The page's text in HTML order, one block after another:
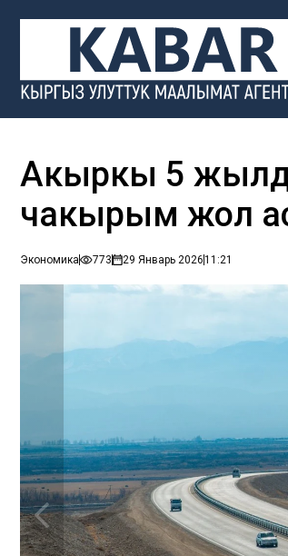
Акыркы 5 жылда
чакырым жол
Экономика 773 29 Январь 202611:21